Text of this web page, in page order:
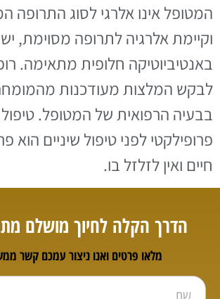
המטופל אינו אלרגי לסוג התרופה
וקיימת אלרגיה לתרופה מסוימת,
באנטיביוטיקה חלופית מתאימה.
לבקש המלצות מעודכנות
בבעיה הרפואית של המטופל. טיפול
פרופילקטי לפני טיפול שיניים הוא
חיים ואין לזלזל בו.
הדרך הקלה לחיוך מושלם
מלאו פרטים ואנו ניצור עמכם קשר